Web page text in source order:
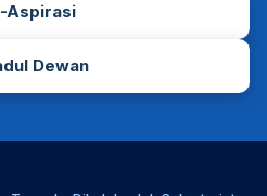
Aspirasi
Dewan